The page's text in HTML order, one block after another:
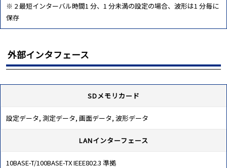
※ 2 最短インターバル時間1 分、1 分未満の設定の場合、波形は1 分毎に
保存
外部インタフェース
SDメモリカード
設定データ, 測定データ, 画面データ, 波形データ
LANインターフェース
10BASE-T/100BASE-TX IEEE802.3 準拠